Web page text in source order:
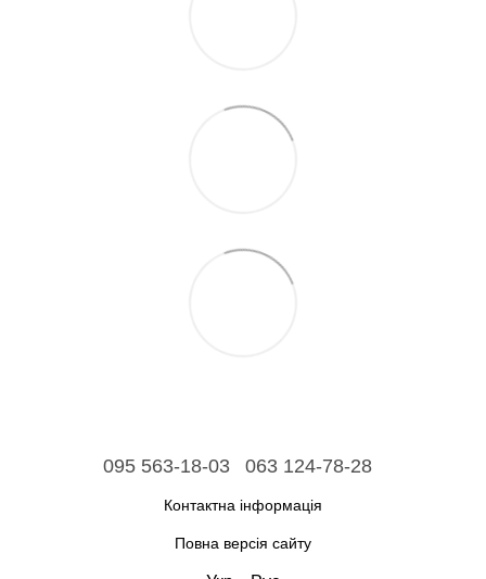
095 563-18-03 063 124-78-28
Контактна інформація
Повна версія сайту